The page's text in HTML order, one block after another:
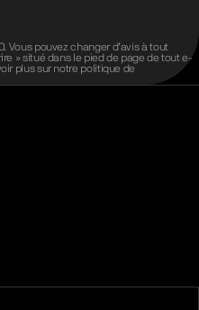
Vous pouvez changer d’avis à tout
» situé dans le pied de page de tout e-
plus sur notre politique de